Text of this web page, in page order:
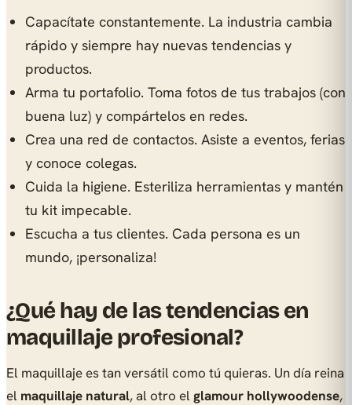
Capacítate constantemente. La industria cambia
rápido y siempre hay nuevas tendencias y
productos.
Arma tu portafolio. Toma fotos de tus trabajos (con
buena luz) y compártelos en redes.
Crea una red de contactos. Asiste a eventos, ferias
y conoce colegas.
Cuida la higiene. Esteriliza herramientas y mantén
tu kit impecable.
Escucha a tus clientes. Cada persona es un
mundo, ¡personaliza!
¿Qué hay de las tendencias en
maquillaje profesional?
El maquillaje es tan versátil como tú quieras. Un día reina
el maquillaje natural, al otro el glamour hollywoodense,